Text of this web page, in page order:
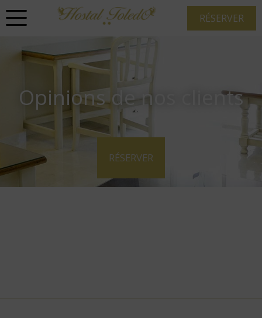
RÉSERVER
Opinions de nos clients
RÉSERVER